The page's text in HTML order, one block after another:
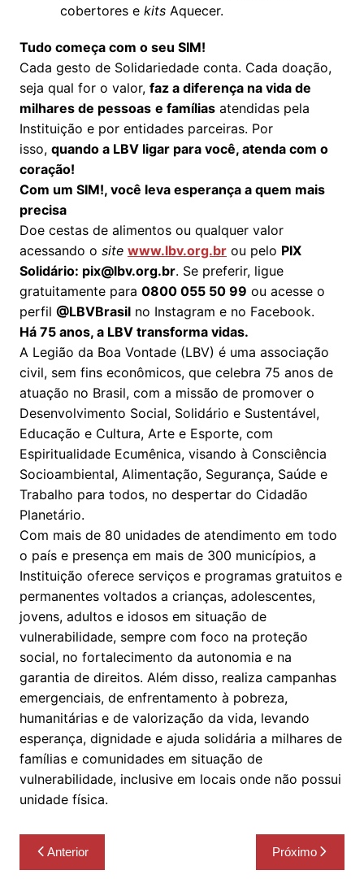
cobertores e kitsAquecer.
Tudo começa com o seu SIM!
Cada gesto de Solidariedade conta. Cada doação,
seja qual for o valor, faz a diferença na vida de
milhares de pessoas e famíliasatendidas pela
Instituição e por entidades parceiras. Por
isso, quando a LBV ligar para você, atenda com o
coração!
Com um SIM!, você leva esperança a quem mais
precisa
Doe cestas de alimentos ou qualquer valor
acessando o site www.lbv.org.brou pelo PIX
Solidário: pix@lbv.org.br. Se preferir, ligue
gratuitamente para 0800 055 50 99 ou acesse o
perfil @LBVBrasilno Instagram e no Facebook.
Há 75 anos, a LBV transforma vidas.
A Legião da Boa Vontade (LBV) é uma associação
civil, sem fins econômicos, que celebra 75 anos de
atuação no Brasil, com a missão de promover o
Desenvolvimento Social, Solidário e Sustentável,
Educação e Cultura, Arte e Esporte, com
Espiritualidade Ecumênica, visando à Consciência
Socioambiental, Alimentação, Segurança, Saúde e
Trabalho para todos, no despertar do Cidadão
Planetário.
Com mais de 80 unidades de atendimento em todo
o país e presença em mais de 300 municípios, a
Instituição oferece serviços e programas gratuitos e
permanentes voltados a crianças, adolescentes,
jovens, adultos e idosos em situação de
vulnerabilidade, sempre com foco na proteção
social, no fortalecimento da autonomia e na
garantia de direitos. Além disso, realiza campanhas
emergenciais, de enfrentamento à pobreza,
humanitárias e de valorização da vida, levando
esperança, dignidade e ajuda solidária a milhares de
famílias e comunidades em situação de
vulnerabilidade, inclusive em locais onde não possui
unidade física.
Navegação
de
Anterior Próximo